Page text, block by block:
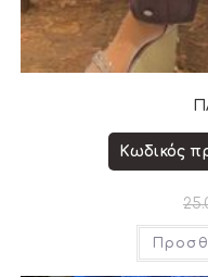
Κωδικός